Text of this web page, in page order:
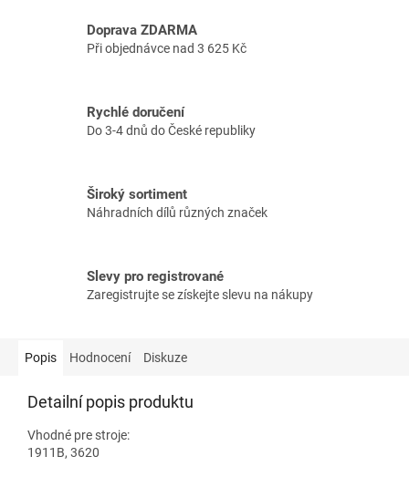
Doprava ZDARMA
Při objednávce nad 3 625 Kč
Rychlé doručení
Do 3-4 dnů do České republiky
Široký sortiment
Náhradních dílů různých značek
Slevy pro registrované
Zaregistrujte se získejte slevu na nákupy
Popis Hodnocení Diskuze
Detailní popis produktu
Vhodné pre stroje:
1911B, 3620